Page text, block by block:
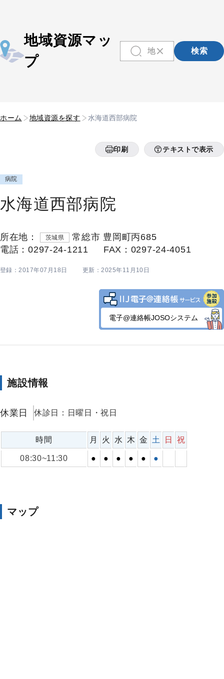
地域資源マッ
プ
検索
ホーム 地域資源を探す 水海道西部病院
印刷 テキストで表示
病院
水海道西部病院
所在地： 茨城県
常総市 豊岡町丙685
電話：0297-24-1211
FAX：0297-24-4051
登録：2017年07月18日 更新：2025年11月10日
電子@連絡帳JOSOシステム
施設情報
休業日 休診日：日曜日・祝日
時間 月 火 水 木 金 土 日 祝
08:30~11:30 ● ● ● ● ● ●
マップ